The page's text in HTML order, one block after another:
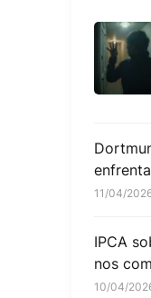
11/04/
IPCA
nos
10/04/